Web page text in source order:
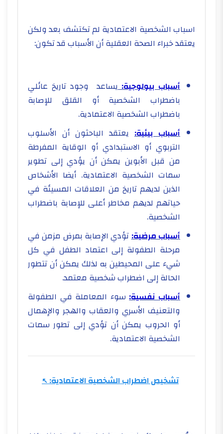
اسباب الشخصية الاعتمادية لم تكتشف بعد ولكن
يعتقد خبراء الصحة العقلية أن الأسباب قد تكون:
أسباب بيولوجية:يساعد وجود تاريخ عائلي
باضطراب الشخصية أو القلق للإصابة
باضطراب الشخصية الاعتمادية.
أسباب بيئية: يعتقد الباحثون أن الأسلوب
التربوي أو الاستبدادي أو الوقاية المفرطة
من قبل الأبوين يمكن أن يؤدي إلى تطوير
سمات الشخصية الاعتمادية. أيضا الأشخاص
الذين لديهم تاريخ من العلاقات المسيئة في
حياتهم لديهم مخاطر أعلى للإصابة باضطراب
الشخصية.
أسباب مرضية:تؤدي الإصابة بمرض مزمن في
مرحلة الطفولة إلى اعتماد الطفل في كل
شيء على المحيطين به لذلك يمكن أن تتطور
الحالة إلى اضطراب شخصية معتمد.
أسباب نفسية:سوء المعاملة في الطفولة
والتعنيف الأسري والعقاب والهجر والإهمال
أو الحروب يمكن أن تؤدي إلى تطور سمات
الشخصية الاعتمادية.
تشخيص اضطراب الشخصية الاعتمادية: